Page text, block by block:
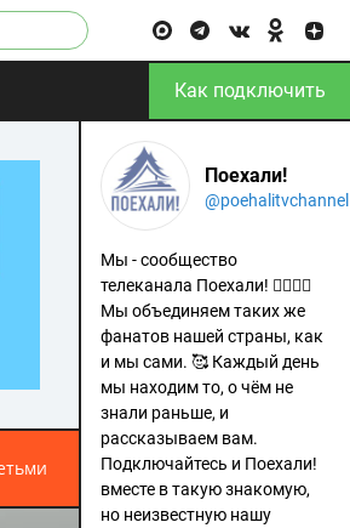
Как подключить
Поехали!
@poehalitvchannel
Мы - сообщество
телеканала Поехали! 🙋‍♂️🙋‍♀️
Мы объединяем таких же
фанатов нашей страны, как
и мы сами. 🥰 Каждый день
мы находим то, о чём не
знали раньше, и
рассказываем вам.
Подключайтесь и Поехали!
вместе в такую знакомую,
но неизвестную нашу